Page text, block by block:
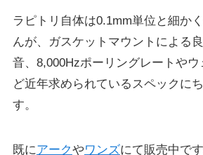
ラピトリ自体は0.1mm単位と細か
んが、ガスケットマウントによる
音、8,000Hzポーリングレートや
ど近年求められているスペックに
す。
既にアークやワンズにて販売中で